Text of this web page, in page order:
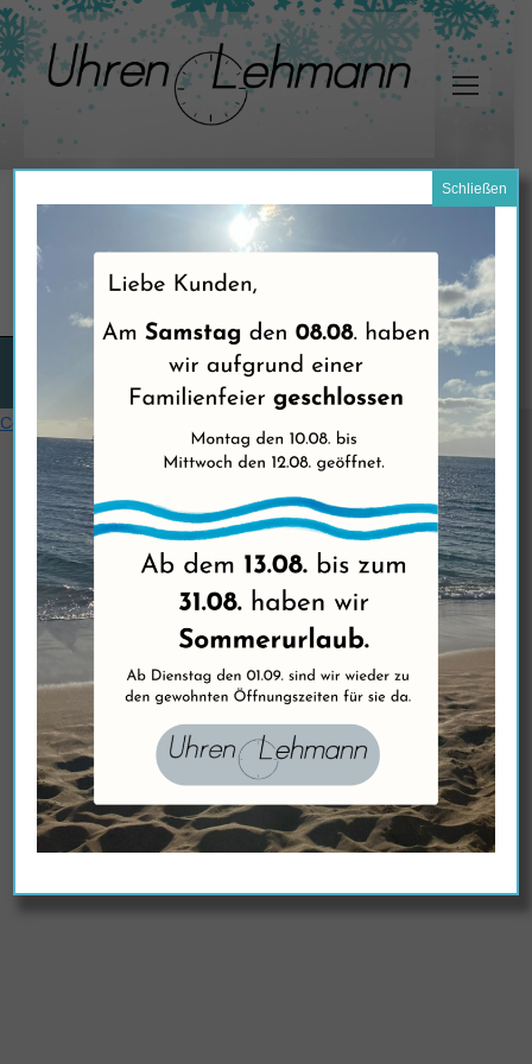
Footer Menu
Schließen
Consent Management Platform von Real Cookie Banner